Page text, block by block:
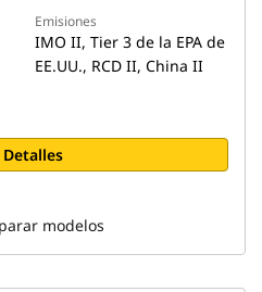
Emisiones
IMO II, Tier 3 de la EPA de
EE.UU., RCD II, China II
Detalles
modelos